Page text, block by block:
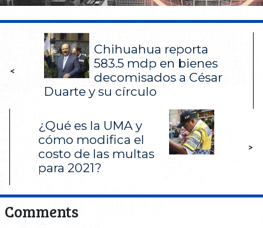
<
Chihuahua reporta
583.5 mdp en bienes
decomisados a César
Duarte y su círculo
¿Qué es la UMA y
cómo modifica el
costo de las multas
para 2021?
>
Comments